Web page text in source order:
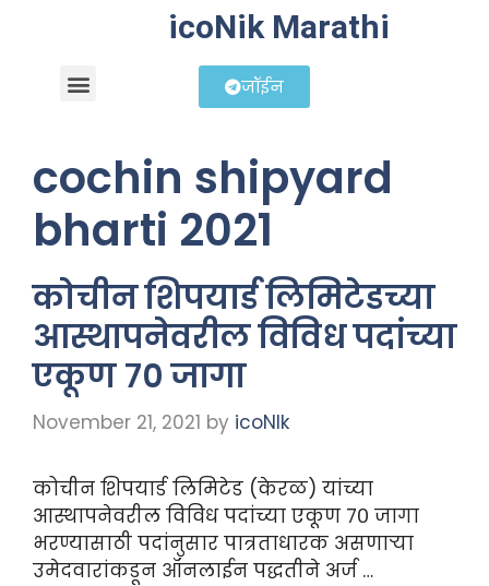
icoNik Marathi
जॉईन
cochin shipyard
bharti 2021
कोचीन शिपयार्ड लिमिटेडच्या
आस्थापनेवरील विविध पदांच्या
एकूण ७० जागा
November 21, 2021 by icoNIk
कोचीन शिपयार्ड लिमिटेड (केरळ) यांच्या
आस्थापनेवरील विविध पदांच्या एकूण ७० जागा
भरण्यासाठी पदांनुसार पात्रताधारक असणाऱ्या
उमेदवारांकडून ऑनलाईन पद्धतीने अर्ज …